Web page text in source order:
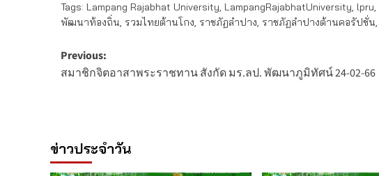
Tags: Lampang Rajabhat University, LampangRajabhatUniversity, lpru,
พัฒนาท้องถิ่น, รวมไทยต้านโกง, ราชภัฏลำปาง, ราชภัฏลำปางต้านคอรัปชั่น,
Post
navigation
Previous:
สมาชิกจิตอาสาพระราชทาน สังกัด มร.ลป. พัฒนาภูมิทัศน์ 24-02-66
ข่าวประจำวัน